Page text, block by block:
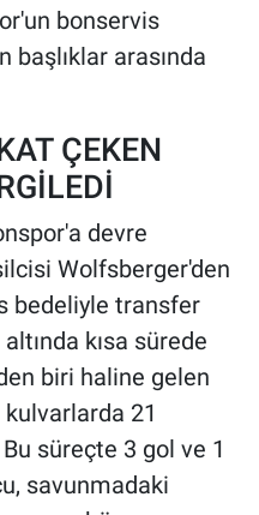
bonservis
başlıklar arasında
ÇEKEN
devre
Wolfsberger'den
bedeliyle transfer
kısa sürede
biri haline gelen
kulvarlarda 21
süreçte 3 gol ve 1
savunmadaki